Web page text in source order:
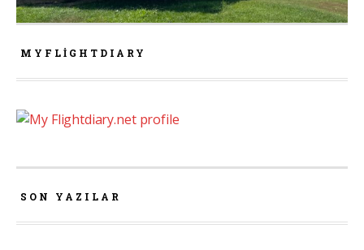
MYFLIGHTDIARY
SON YAZILAR